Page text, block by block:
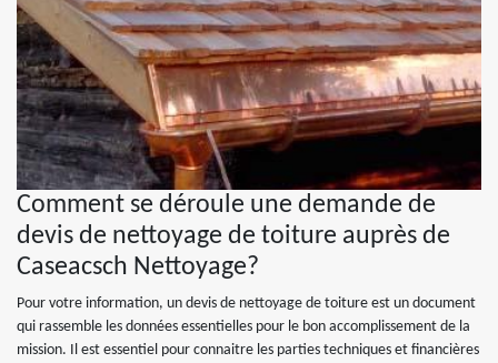
Comment se déroule une demande de
devis de nettoyage de toiture auprès de
Caseacsch Nettoyage?
Pour votre information, un devis de nettoyage de toiture est un document
qui rassemble les données essentielles pour le bon accomplissement de la
mission. Il est essentiel pour connaitre les parties techniques et financières